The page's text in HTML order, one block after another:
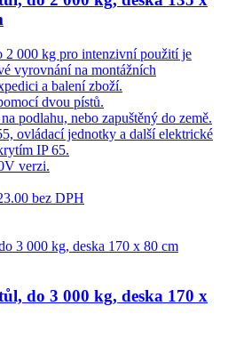
2 000 kg pro intenzivní použití je
vyrovnání na montážních
a balení zboží.
dvou pístů.
podlahu, nebo zapuštěný do země.
ovládací jednotky a další elektrické
IP 65.
verzi.
bez DPH
do 3 000 kg, deska 170 x